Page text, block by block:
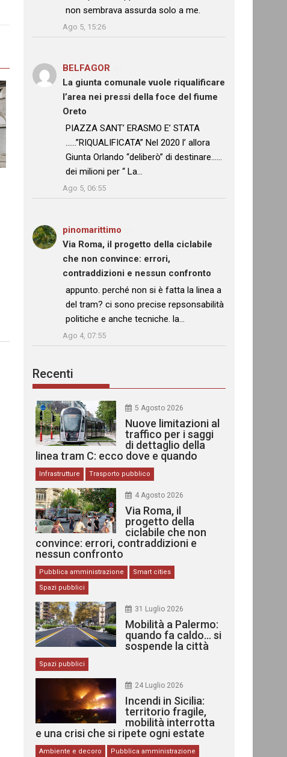
non sembrava assurda solo a me.
Ago 5, 15:26
BELFAGOR
La giunta comunale vuole riqualificare
l’area nei pressi della foce del fiume
Oreto
: “
PIAZZA SANT’ ERASMO E’ STATA
……”RIQUALIFICATA” Nel 2020 l’ allora
Giunta Orlando “deliberò” di destinare……
dei milioni per “ La…
Ago 5, 06:55
pinomarittimo
Via Roma, il progetto della ciclabile
che non convince: errori,
contraddizioni e nessun confronto
: “
appunto. perché non si è fatta la linea a
del tram? ci sono precise repsonsabilità
politiche e anche tecniche. la…
Ago 4, 07:55
Recenti
5 Agosto 2026
Nuove limitazioni al
traffico per i saggi
di dettaglio della
linea tram C: ecco dove e quando
Infrastrutture Trasporto pubblico
4 Agosto 2026
Via Roma, il
progetto della
ciclabile che non
convince: errori, contraddizioni e
nessun confronto
Pubblica amministrazione
Smart cities
Spazi pubblici
31 Luglio 2026
Mobilità a Palermo:
quando fa caldo… si
sospende la città
Spazi pubblici
24 Luglio 2026
Incendi in Sicilia:
territorio fragile,
mobilità interrotta
e una crisi che si ripete ogni estate
Ambiente e decoro Pubblica amministrazione